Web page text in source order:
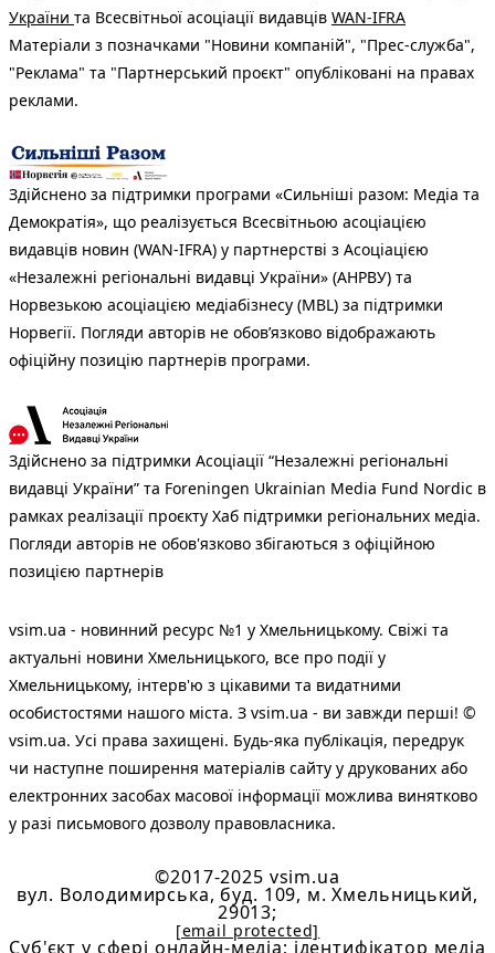
України та Всесвітньої асоціації видавців WAN-IFRA
Матеріали з позначками "Новини компаній", "Прес-служба",
"Реклама" та "Партнерський проєкт" опубліковані на правах
реклами.
Здійснено за підтримки програми «Сильніші разом: Медіа та
Демократія», що реалізується Всесвітньою асоціацією
видавців новин (WAN-IFRA) у партнерстві з Асоціацією
«Незалежні регіональні видавці України» (АНРВУ) та
Норвезькою асоціацією медіабізнесу (MBL) за підтримки
Норвегії. Погляди авторів не обов’язково відображають
офіційну позицію партнерів програми.
Здійснено за підтримки Асоціації “Незалежні регіональні
видавці України” та Foreningen Ukrainian Media Fund Nordic в
рамках реалізації проєкту Хаб підтримки регіональних медіа.
Погляди авторів не обов'язково збігаються з офіційною
позицією партнерів
vsim.ua - новинний ресурс №1 у Хмельницькому. Свіжі та
актуальні новини Хмельницького, все про події у
Хмельницькому, інтерв'ю з цікавими та видатними
особистостями нашого міста. З vsim.ua - ви завжди перші! ©
vsim.ua. Усі права захищені. Будь-яка публiкацiя, передрук
чи наступне поширення матеріалів сайту у друкованих або
електронних засобах масової інформації можлива винятково
у разі письмового дозволу правовласника.
©2017-2025 vsim.ua
вул. Володимирська, буд. 109, м. Хмельницький,
29013;
[email protected]
Cуб'єкт у сфері онлайн-медіа; ідентифікатор медіа